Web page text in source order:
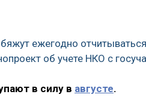
ежегодно отчитываться
об учете НКО с
в силу в августе.